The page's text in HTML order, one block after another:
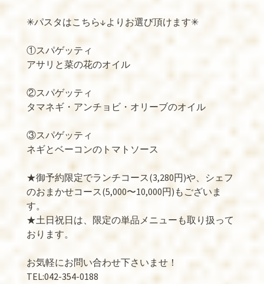
✳︎パスタはこちら↓よりお選び頂けます✳︎
①スパゲッティ
アサリと菜の花のオイル
②スパゲッティ
タマネギ・アンチョビ・オリーブのオイル
③スパゲッティ
ネギとベーコンのトマトソース
★御予約限定でランチコース(3,280円)や、シェフ
のおまかせコース(5,000〜10,000円)もございま
す。
★土日祝日は、限定の単品メニューも取り扱って
おります。
お気軽にお問い合わせ下さいませ！
TEL:042-354-0188